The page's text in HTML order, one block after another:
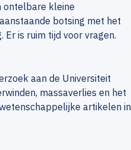
ontelbare kleine
botsing met het
is ruim tijd voor vragen.
aan de Universiteit
massaverlies en het
artikelen in